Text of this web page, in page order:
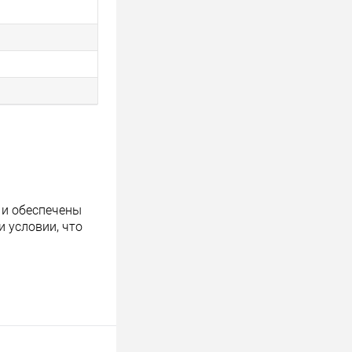
обеспечены
условии, что